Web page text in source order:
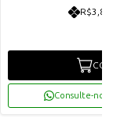
R$3,85
Consulte-nos